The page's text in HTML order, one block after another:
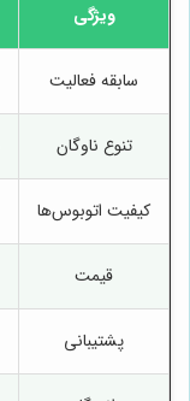
ویژگی
سابقه فعالیت
تنوع ناوگان
کیفیت اتوبوس‌ها
قیمت
پشتیبانی